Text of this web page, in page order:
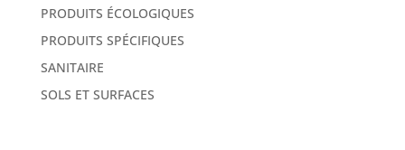
PRODUITS ÉCOLOGIQUES
PRODUITS SPÉCIFIQUES
SANITAIRE
SOLS ET SURFACES